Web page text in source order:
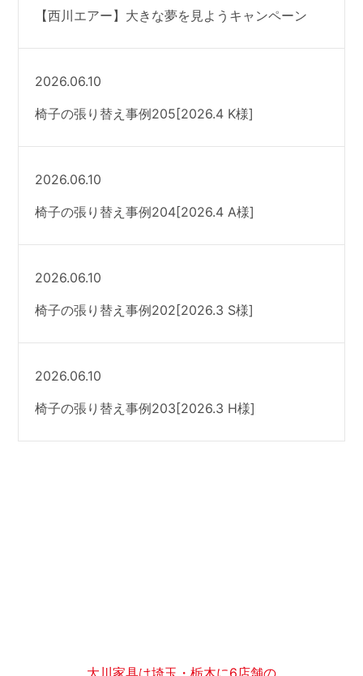
【西川エアー】大きな夢を見ようキャンペーン
2026.06.10
椅子の張り替え事例205[2026.4 K様]
2026.06.10
椅子の張り替え事例204[2026.4 A様]
2026.06.10
椅子の張り替え事例202[2026.3 S様]
2026.06.10
椅子の張り替え事例203[2026.3 H様]